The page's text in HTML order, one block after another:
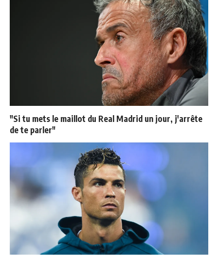
"Si tu mets le maillot du Real Madrid un jour, j'arrête
de te parler"